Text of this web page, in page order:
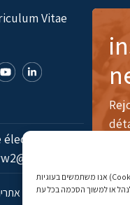
אנו משתמשים בעוגיות (Cookies) לצורך הפעלת האתר, ניתוח ושיווק מותאם אישית. בהסכמה, נאסוף נתוני
Vitae